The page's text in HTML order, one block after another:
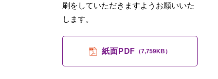
刷をしていただきますようお願いいた
します。
紙面PDF （7,759KB）